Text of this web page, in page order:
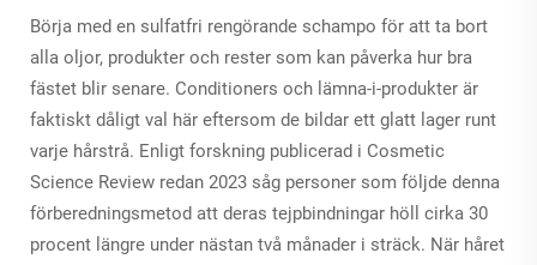
Börja med en sulfatfri rengörande schampo för att ta bort
alla oljor, produkter och rester som kan påverka hur bra
fästet blir senare. Conditioners och lämna-i-produkter är
faktiskt dåligt val här eftersom de bildar ett glatt lager runt
varje hårstrå. Enligt forskning publicerad i Cosmetic
Science Review redan 2023 såg personer som följde denna
förberedningsmetod att deras tejpbindningar höll cirka 30
procent längre under nästan två månader i sträck. När håret